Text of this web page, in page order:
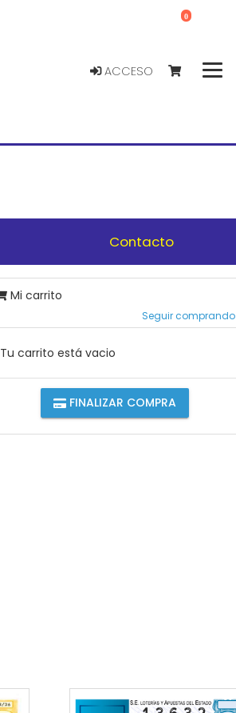
ACCESO
0
Contacto
Mi carrito
Seguir comprando
Tu carrito está vacio
FINALIZAR COMPRA